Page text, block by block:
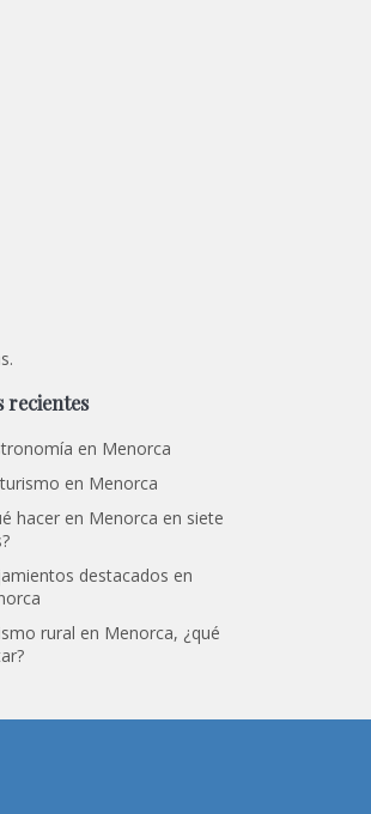
recientes
en Menorca
en Menorca
hacer en Menorca en siete
destacados en
rural en Menorca, ¿qué